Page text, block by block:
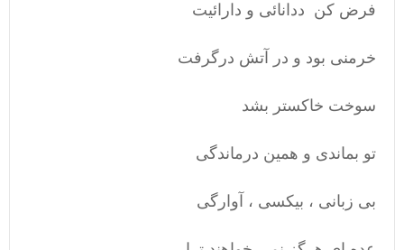
فرض کن ددانائی و دارائیت
خرمنی بود و در آتش درگرفت
سوخت خاکستر بشد
تو بماندی و همین درماندگی
بی زبانی ، بیکسی ، آوارگی